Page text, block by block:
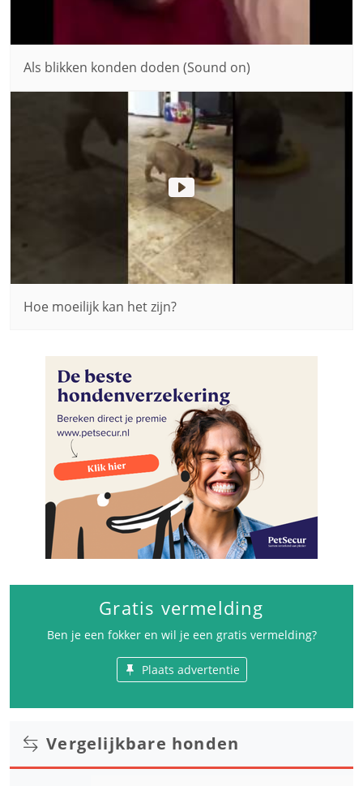
Als blikken konden doden (Sound on)
Hoe moeilijk kan het zijn?
Gratis vermelding
Ben je een fokker en wil je een gratis vermelding?
Plaats advertentie
Vergelijkbare honden